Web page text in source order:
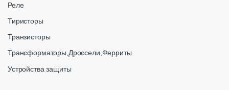
Реле
Тиристоры
Транзисторы
Трансформаторы,Дроссели,Ферриты
Устройства защиты